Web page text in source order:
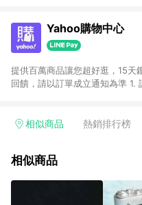
Yahoo購物中心
提供百萬商品讓您超好逛，15天
回饋，請以訂單成立通知為準 1. 請注意以下品類商品均無回饋：
電玩/遊戲/相機/單眼/鏡頭/拍立
的購回饋活動享Yahoo超贈點回
3. 訂單回饋金額將扣除運費/購
價券等虛擬貨幣折抵 4. 大宗採
相似商品 熱銷排行榜
相似商品